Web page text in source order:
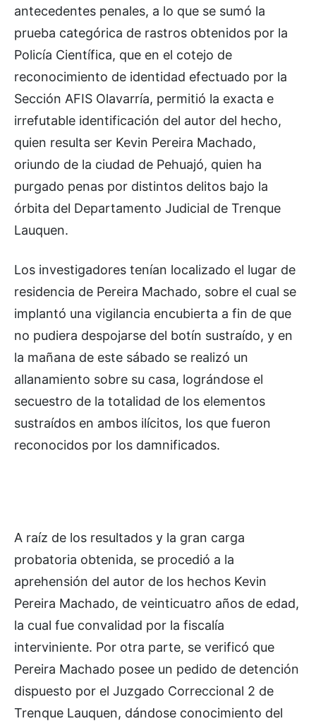
antecedentes penales, a lo que se sumó la
prueba categórica de rastros obtenidos por la
Policía Científica, que en el cotejo de
reconocimiento de identidad efectuado por la
Sección AFIS Olavarría, permitió la exacta e
irrefutable identificación del autor del hecho,
quien resulta ser Kevin Pereira Machado,
oriundo de la ciudad de Pehuajó, quien ha
purgado penas por distintos delitos bajo la
órbita del Departamento Judicial de Trenque
Lauquen.
Los investigadores tenían localizado el lugar de
residencia de Pereira Machado, sobre el cual se
implantó una vigilancia encubierta a fin de que
no pudiera despojarse del botín sustraído, y en
la mañana de este sábado se realizó un
allanamiento sobre su casa, lográndose el
secuestro de la totalidad de los elementos
sustraídos en ambos ilícitos, los que fueron
reconocidos por los damnificados.
A raíz de los resultados y la gran carga
probatoria obtenida, se procedió a la
aprehensión del autor de los hechos Kevin
Pereira Machado, de veinticuatro años de edad,
la cual fue convalidad por la fiscalía
interviniente. Por otra parte, se verificó que
Pereira Machado posee un pedido de detención
dispuesto por el Juzgado Correccional 2 de
Trenque Lauquen, dándose conocimiento del